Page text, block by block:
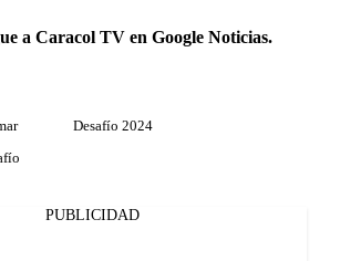
a Caracol TV en Google Noticias.
Desafío 2024
PUBLICIDAD